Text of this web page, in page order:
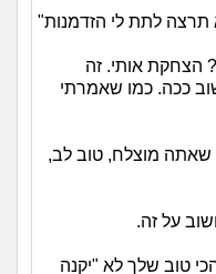
לתת לי הזדמנות"
הצחקת אותי. זה
ככה. כמו שאמרתי
שאתה מוצלח, טוב לב,
על זה.
טוב שלך לא "יקנה